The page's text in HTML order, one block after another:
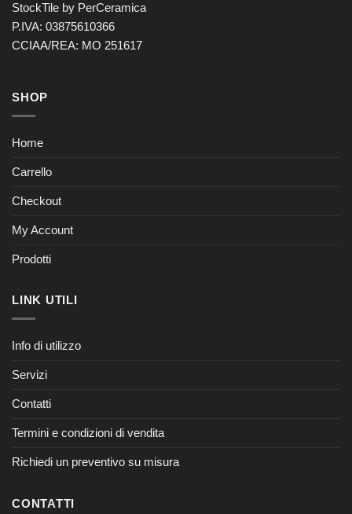
StockTile by PerCeramica
P.IVA: 03875610366
CCIAA/REA: MO 251617
SHOP
Home
Carrello
Checkout
My Account
Prodotti
LINK UTILI
Info di utilizzo
Servizi
Contatti
Termini e condizioni di vendita
Richiedi un preventivo su misura
CONTATTI